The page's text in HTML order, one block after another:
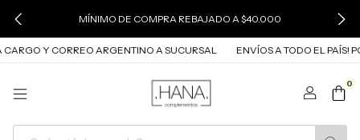
MÍNIMO DE COMPRA REBAJADO A $40.000
Y CORREO ARGENTINO A SUCURSAL ENVÍOS A TODO EL PAÍS!
0